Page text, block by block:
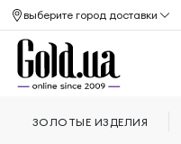
выберите город доставки
ЗОЛОТЫЕ ИЗДЕЛИЯ